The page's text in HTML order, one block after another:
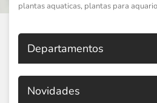
plantas aquaticas, plantas para aquario
Departamentos
Novidades